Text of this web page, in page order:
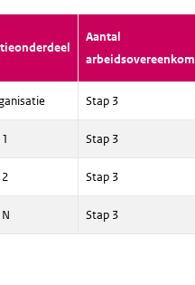
Aantal
Stap 3
Stap 3
Stap 3
Stap 3